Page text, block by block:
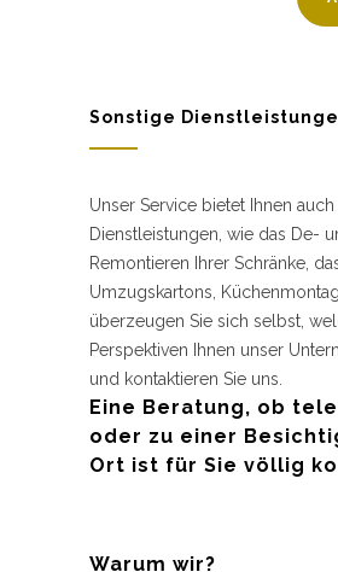
Sonstige
Unser Service bietet Ihnen auch
Dienstleistungen, wie das De-
Remontieren Ihrer Schränke,
Umzugskartons,
überzeugen Sie sich selbst,
Perspektiven Ihnen unser
und kontaktieren Sie uns.
Eine Beratung, ob
oder zu einer
Ort ist für Sie völlig
Warum wir?